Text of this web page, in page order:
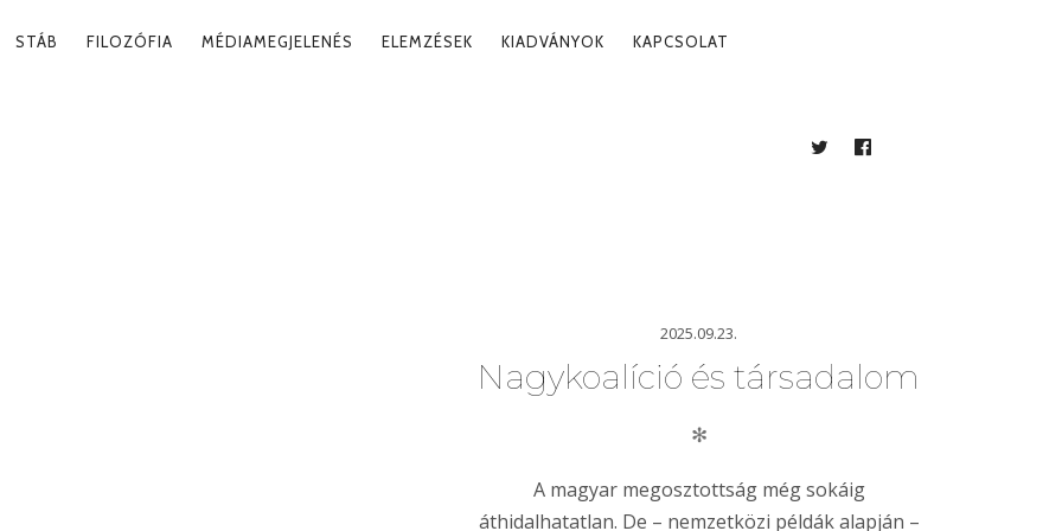
STÁB FILOZÓFIA MÉDIAMEGJELENÉS ELEMZÉSEK KIADVÁNYOK KAPCSOLAT
TWITTERFACEBOOK
2025.09.23.
Nagykoalíció és társadalom
✻
A magyar megosztottság még sokáig
áthidalhatatlan. De – nemzetközi példák alapján –